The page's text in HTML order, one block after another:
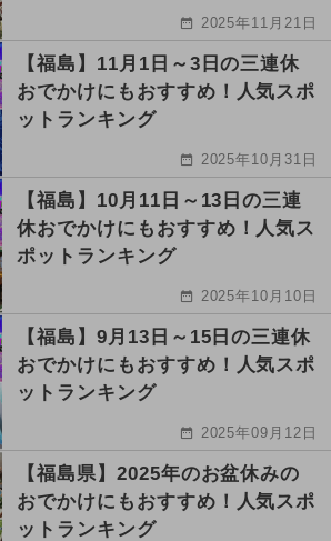
2025年11月21日
【福島】11月1日～3日の三連休
おでかけにもおすすめ！人気スポ
ットランキング
2025年10月31日
【福島】10月11日～13日の三連
休おでかけにもおすすめ！人気ス
ポットランキング
2025年10月10日
【福島】9月13日～15日の三連休
おでかけにもおすすめ！人気スポ
ットランキング
2025年09月12日
【福島県】2025年のお盆休みの
おでかけにもおすすめ！人気スポ
ットランキング